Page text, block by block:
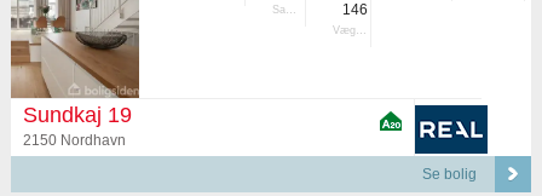
Samlet 146
Vægtet
Sundkaj 19
2150 Nordhavn
Se bolig